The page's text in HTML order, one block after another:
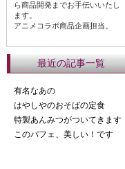
ら商品開発までお手伝いいたし
ます。
アニメコラボ商品企画担当。
最近の記事一覧
有名なあの
はやしやのおそばの定食
特製あんみつがついてきます
このパフェ、美しい！です